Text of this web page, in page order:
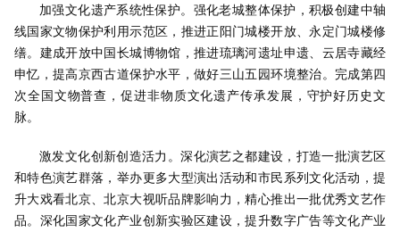
加强文化遗产系统性保护。强化老城整体保护，积极创建中轴
线国家文物保护利用示范区，推进正阳门城楼开放、永定门城楼修
缮。建成开放中国长城博物馆，推进琉璃河遗址申遗、云居寺藏经
申忆，提高京西古道保护水平，做好三山五园环境整治。完成第四
次全国文物普查，促进非物质文化遗产传承发展，守护好历史文
脉。
激发文化创新创造活力。深化演艺之都建设，打造一批演艺区
和特色演艺群落，举办更多大型演出活动和市民系列文化活动，提
升大戏看北京、北京大视听品牌影响力，精心推出一批优秀文艺作
品。深化国家文化产业创新实验区建设，提升数字广告等文化产业